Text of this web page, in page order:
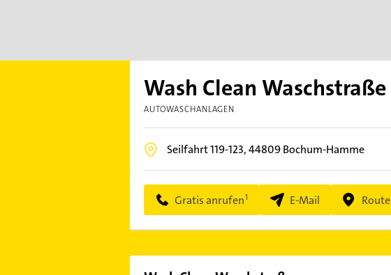
Wash Clean Waschstraße
AUTOWASCHANLAGEN
Seilfahrt 119-123,44809Bochum-Hamme
Gratis anrufen E-Mail Route